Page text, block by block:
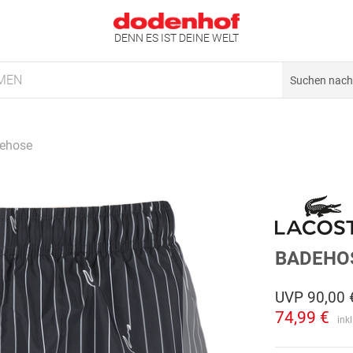
DENN ES IST DEINE WELT
UVP 90,00
74,99 €